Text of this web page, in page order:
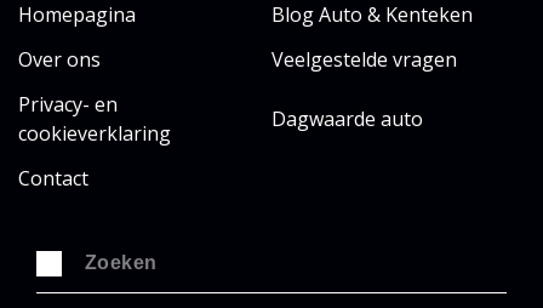
Homepagina
Blog Auto & Kenteken
Over ons
Veelgestelde vragen
Privacy- en
cookieverklaring
Dagwaarde auto
Contact